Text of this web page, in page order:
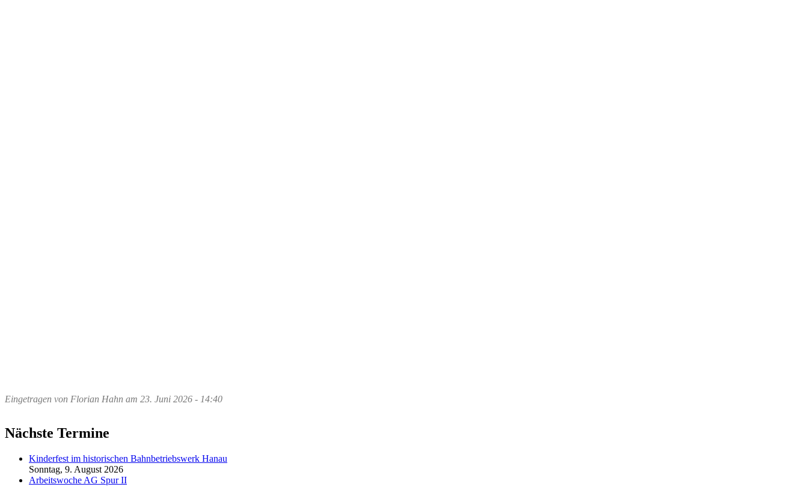
Eingetragen von Florian Hahn am 23. Juni 2026 - 14:40
Nächste Termine
Kinderfest im historischen Bahnbetriebswerk Hanau
Sonntag, 9. August 2026
Arbeitswoche AG Spur II